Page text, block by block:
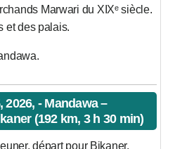
Marwari du XIXᵉ siècle.
et des palais.
2026, - Mandawa –
(192 km, 3 h 30 min)
départ pour Bikaner.